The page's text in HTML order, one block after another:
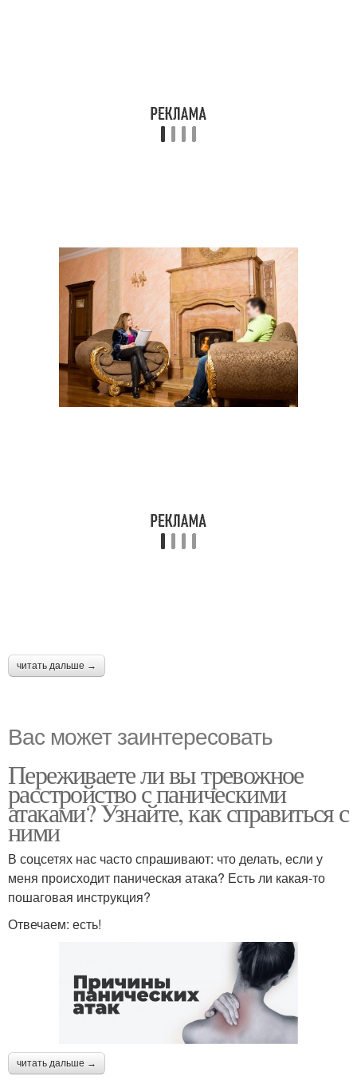
читать дальше →
Вас может заинтересовать
Переживаете ли вы тревожное
расстройство с паническими
атаками? Узнайте, как справиться с
ними
В соцсетях нас часто спрашивают: что делать, если у
меня происходит паническая атака? Есть ли какая-то
пошаговая инструкция?
Отвечаем: есть!
читать дальше →